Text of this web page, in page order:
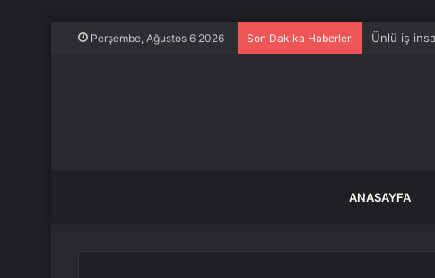
Perşembe, Ağustos 6 2026 Son Dakika Haberleri
ANASAYFA